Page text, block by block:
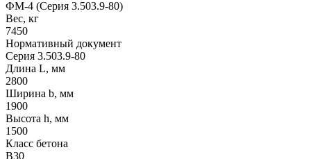
ФМ-4 (Серия 3.503.9-80)
Вес, кг
7450
Нормативный документ
Серия 3.503.9-80
Длина L, мм
2800
Ширина b, мм
1900
Высота h, мм
1500
Класс бетона
B30